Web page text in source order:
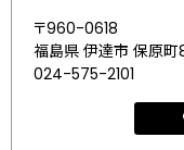
〒960-0618
福島県 伊達市 保原町
024-575-2101